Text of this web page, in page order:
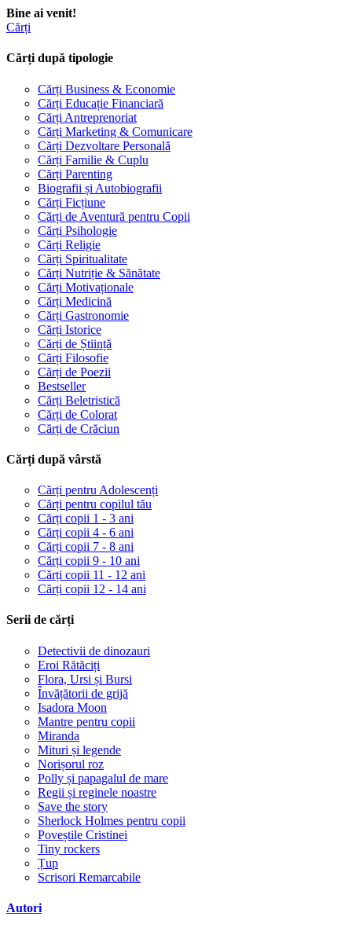
Bine ai venit!
Cărți
Cărți după tipologie
Cărți Business & Economie
Cărți Educație Financiară
Cărți Antreprenoriat
Cărți Marketing & Comunicare
Cărți Dezvoltare Personală
Cărți Familie & Cuplu
Cărți Parenting
Biografii și Autobiografii
Cărți Ficțiune
Cărți de Aventură pentru Copii
Cărți Psihologie
Cărți Religie
Cărți Spiritualitate
Cărți Nutriție & Sănătate
Cărți Motivaționale
Cărți Medicină
Cărți Gastronomie
Cărți Istorice
Cărți de Știință
Cărți Filosofie
Cărți de Poezii
Bestseller
Cărți Beletristică
Cărți de Colorat
Cărți de Crăciun
Cărți după vârstă
Cărți pentru Adolescenți
Cărți pentru copilul tău
Cărți copii 1 - 3 ani
Cărți copii 4 - 6 ani
Cărți copii 7 - 8 ani
Cărți copii 9 - 10 ani
Cărți copii 11 - 12 ani
Cărți copii 12 - 14 ani
Serii de cărți
Detectivii de dinozauri
Eroi Rătăciți
Flora, Ursi și Bursi
Învățătorii de grijă
Isadora Moon
Mantre pentru copii
Miranda
Mituri și legende
Norișorul roz
Polly și papagalul de mare
Regii și reginele noastre
Save the story
Sherlock Holmes pentru copii
Poveștile Cristinei
Tiny rockers
Țup
Scrisori Remarcabile
Autori